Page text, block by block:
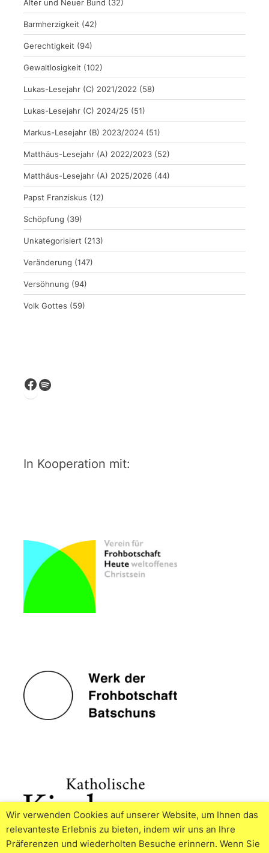
Alter und Neuer Bund (32)
Barmherzigkeit (42)
Gerechtigkeit (94)
Gewaltlosigkeit (102)
Lukas-Lesejahr (C) 2021/2022 (58)
Lukas-Lesejahr (C) 2024/25 (51)
Markus-Lesejahr (B) 2023/2024 (51)
Matthäus-Lesejahr (A) 2022/2023 (52)
Matthäus-Lesejahr (A) 2025/2026 (44)
Papst Franziskus (12)
Schöpfung (39)
Unkategorisiert (213)
Veränderung (147)
Versöhnung (94)
Volk Gottes (59)
Facebook
Spotify
In Kooperation mit:
Wir verwenden Cookies auf unserer Website, um Ihnen das
relevanteste Erlebnis zu bieten, indem wir uns an Ihre
Präferenzen und wiederholten Besuche erinnern. Wenn Sie